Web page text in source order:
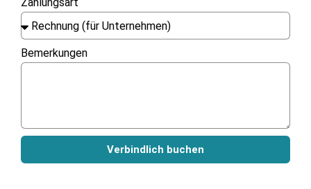
Zahlungsart
Bemerkungen
Verbindlich buchen